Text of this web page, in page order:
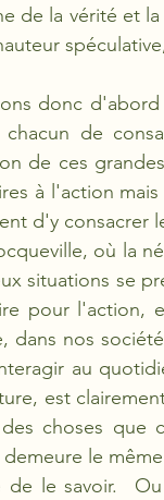
de la vérité et
donc
de
de ces
à l'action
d'y consacrer
où la
situations se
pour l'action,
dans nos
au
est
choses que
le
de le savoir.